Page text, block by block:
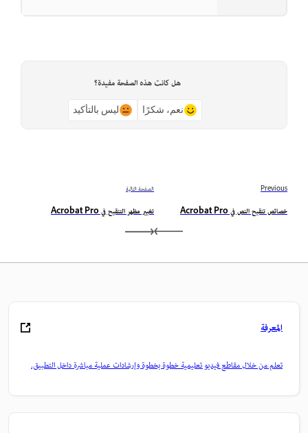
هل كانت هذه الصفحة مفيدة؟
نعم، شكرًا ليس بالتأكيد
Previous
خصائص تنقيح النص في Acrobat Pro
الصفحة التالية
تغيير مظهر التنقيح في Acrobat Pro
المعرفة
تعلم من خلال مقاطع فيديو تعليمية خطوة بخطوة وإرشادات عملية مباشرة داخل التطبيق.